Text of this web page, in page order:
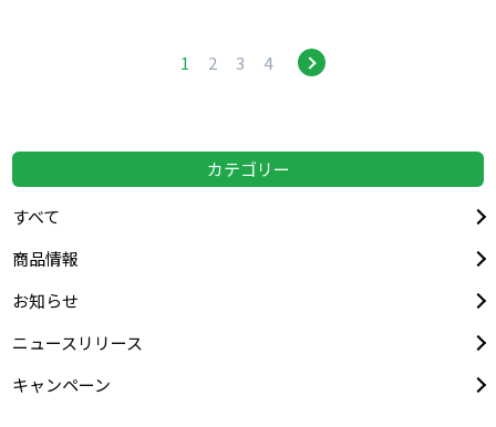
1 2 3 4
カテゴリー
すべて
商品情報
お知らせ
ニュースリリース
キャンペーン